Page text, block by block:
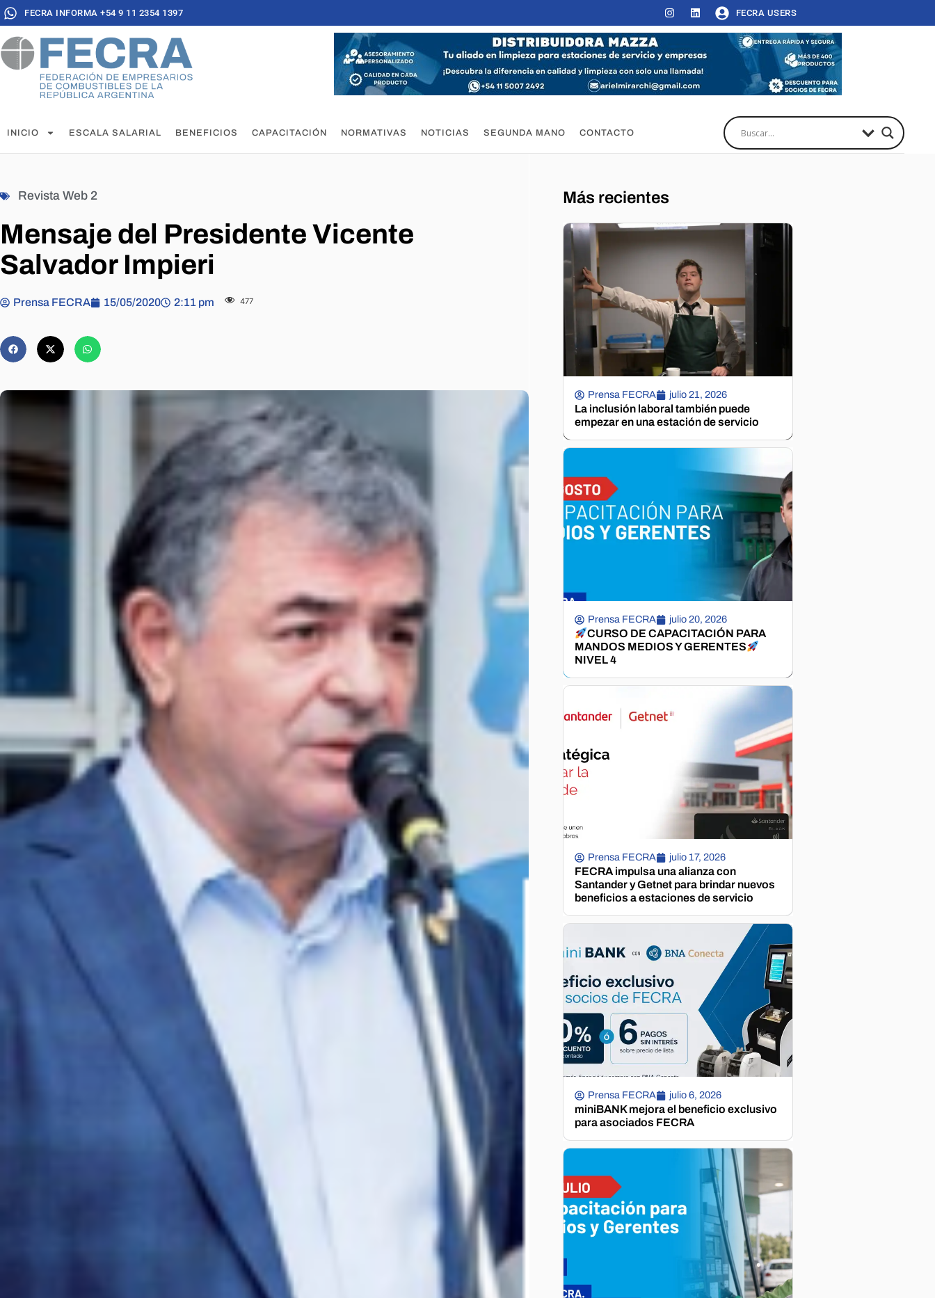
FECRA INFORMA +54 9 11 2354 1397 FECRA USERS
INICIO ESCALA SALARIAL BENEFICIOS CAPACITACIÓN NORMATIVAS NOTICIAS SEGUNDA MANO CONTACTO
Revista Web 2
Mensaje del Presidente Vicente
Salvador Impieri
Prensa FECRA 15/05/2020 2:11 pm 477
Más recientes
Prensa FECRA julio 21, 2026
La inclusión laboral también puede
empezar en una estación de servicio
Prensa FECRA julio 20, 2026
CURSO DE CAPACITACIÓN PARA
MANDOS MEDIOS Y GERENTES
NIVEL 4
Prensa FECRA julio 17, 2026
FECRA impulsa una alianza con
Santander y Getnet para brindar nuevos
beneficios a estaciones de servicio
Prensa FECRA julio 6, 2026
miniBANK mejora el beneficio exclusivo
para asociados FECRA